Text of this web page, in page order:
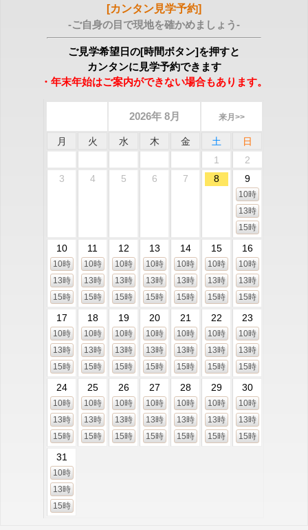
[カンタン見学予約]
-ご自身の目で現地を確かめましょう-
ご見学希望日の[時間ボタン]を押すと
カンタンに見学予約できます
・年末年始はご案内ができない場合もあります。
2026年 8月 来月>>
月 火 水 木 金 土
日
1
2
3
4 5 6 7 8 9
10時
13時
15時
10
10時
13時
15時
11
10時
13時
15時
12
10時
13時
15時
13
10時
13時
15時
14
10時
13時
15時
15
10時
13時
15時
16
10時
13時
15時
17
10時
13時
15時
18
10時
13時
15時
19
10時
13時
15時
20
10時
13時
15時
21
10時
13時
15時
22
10時
13時
15時
23
10時
13時
15時
24
10時
13時
15時
25
10時
13時
15時
26
10時
13時
15時
27
10時
13時
15時
28
10時
13時
15時
29
10時
13時
15時
30
10時
13時
15時
31
10時
13時
15時